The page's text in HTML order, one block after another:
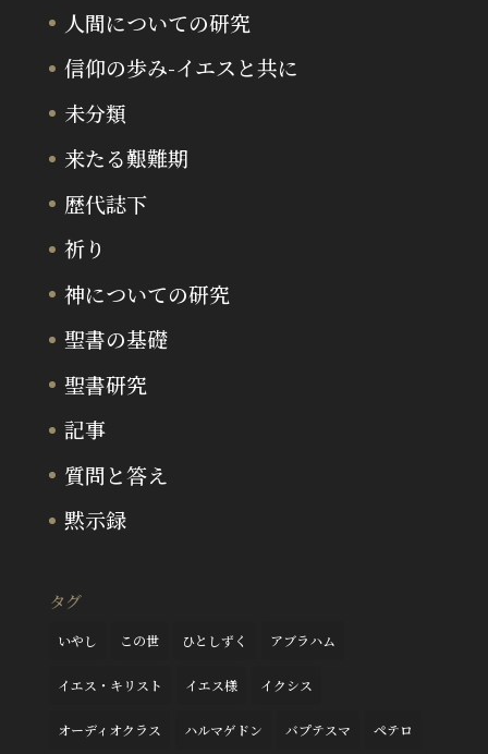
人間についての研究
信仰の歩み-イエスと共に
未分類
来たる艱難期
歴代誌下
祈り
神についての研究
聖書の基礎
聖書研究
記事
質問と答え
黙示録
タグ
いやし この世 ひとしずく アブラハム
イエス・キリスト イエス様 イクシス
オーディオクラス ハルマゲドン バプテスマ ペテロ